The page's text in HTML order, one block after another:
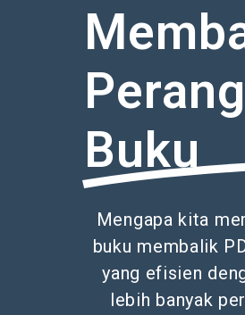
Buku
Mengapa kita
buku membalik
yang efisien
lebih banyak